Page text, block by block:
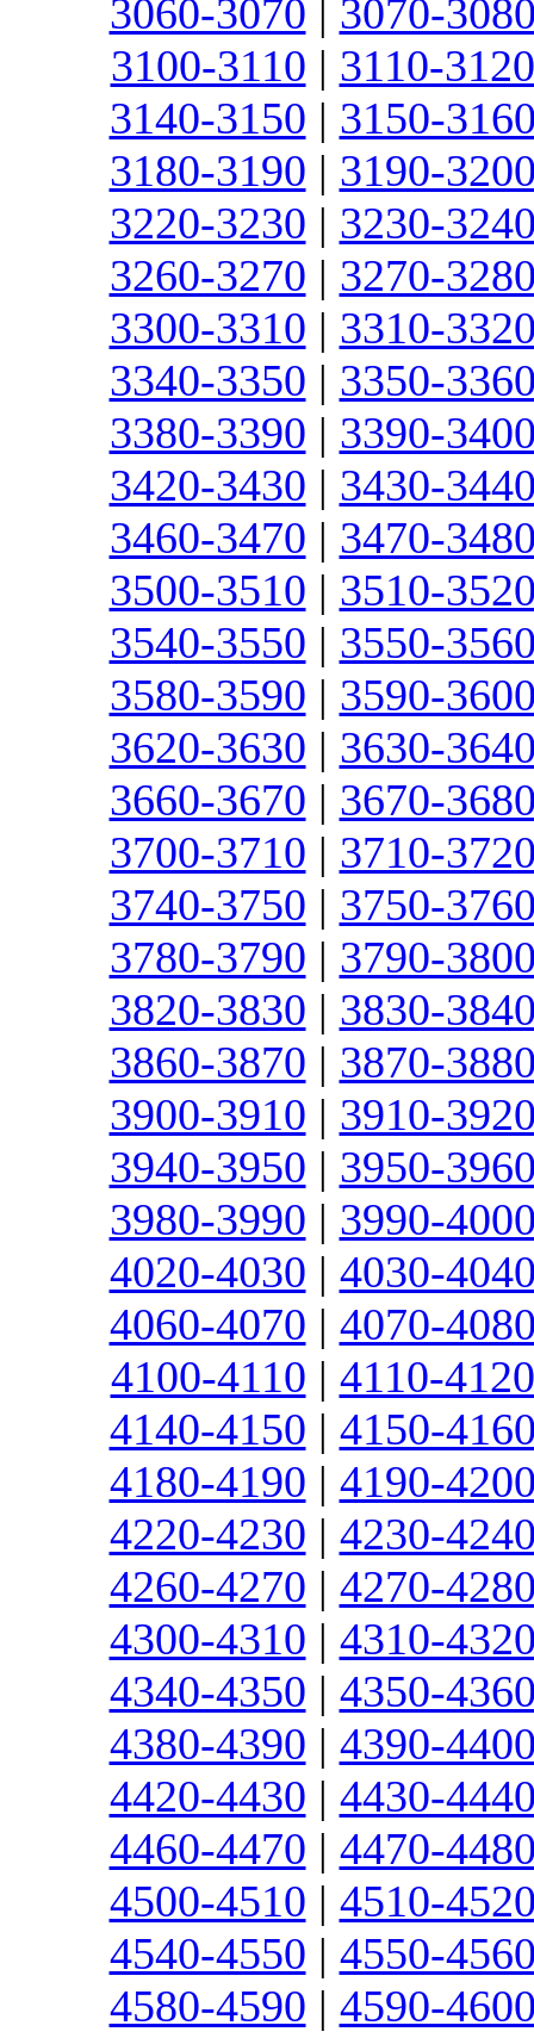
3060-3070
3070-
3100-3110 | 3110-3120
3140-3150 | 3150-
3180-3190 | 3190-
3220-3230 | 3230-
3260-3270 | 3270-
3300-3310 | 3310-
3340-3350 | 3350-
3380-3390 | 3390-
3420-3430 | 3430-
3460-3470 | 3470-
3500-3510 | 3510-
3540-3550 | 3550-
3580-3590 | 3590-
3620-3630 | 3630-
3660-3670 | 3670-
3700-3710 | 3710-
3740-3750 | 3750-
3780-3790 | 3790-
3820-3830 | 3830-
3860-3870 | 3870-
3900-3910 | 3910-
3940-3950 | 3950-
3980-3990 | 3990-
4020-4030 | 4030-
4060-4070 | 4070-
4100-4110 | 4110-4120
4140-4150 | 4150-
4180-4190 | 4190-
4220-4230 | 4230-
4260-4270 | 4270-
4300-4310 | 4310-
4340-4350 | 4350-
4380-4390 | 4390-
4420-4430 | 4430-
4460-4470 | 4470-
4500-4510 | 4510-
4540-4550 | 4550-
4580-4590 | 4590-